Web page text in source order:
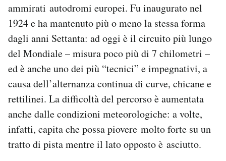
ammirati autodromi europei. Fu inaugurato nel
1924 e ha mantenuto più o meno la stessa forma
dagli anni Settanta: ad oggi è il circuito più lungo
del Mondiale – misura poco più di 7 chilometri –
ed è anche uno dei più “tecnici” e impegnativi, a
causa dell’alternanza continua di curve, chicane e
rettilinei. La difficoltà del percorso è aumentata
anche dalle condizioni meteorologiche: a volte,
infatti, capita che possa piovere molto forte su un
tratto di pista mentre il lato opposto è asciutto.